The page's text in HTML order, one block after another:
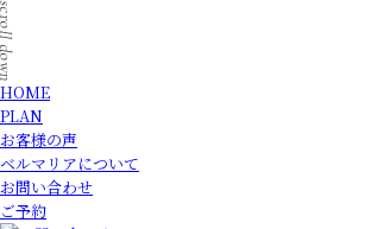
HOME
PLAN
お客様の声
ベルマリアについて
お問い合わせ
ご予約